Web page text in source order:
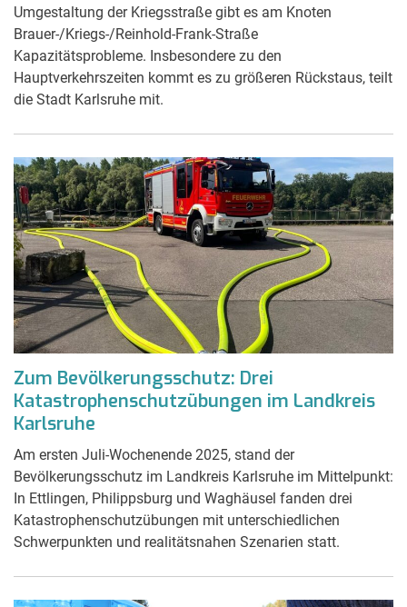
Umgestaltung der Kriegsstraße gibt es am Knoten
Brauer-/Kriegs-/Reinhold-Frank-Straße
Kapazitätsprobleme. Insbesondere zu den
Hauptverkehrszeiten kommt es zu größeren Rückstaus, teilt
die Stadt Karlsruhe mit.
Zum Bevölkerungsschutz: Drei
Katastrophenschutzübungen im Landkreis
Karlsruhe
Am ersten Juli-Wochenende 2025, stand der
Bevölkerungsschutz im Landkreis Karlsruhe im Mittelpunkt:
In Ettlingen, Philippsburg und Waghäusel fanden drei
Katastrophenschutzübungen mit unterschiedlichen
Schwerpunkten und realitätsnahen Szenarien statt.